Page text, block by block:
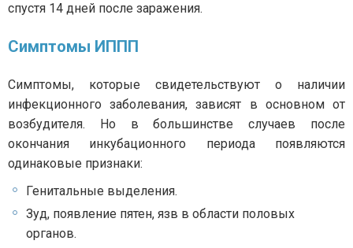
спустя 14 дней после заражения.
Симптомы ИППП
Симптомы, которые свидетельствуют о наличии
инфекционного заболевания, зависят в основном от
возбудителя. Но в большинстве случаев после
окончания инкубационного периода появляются
одинаковые признаки:
Генитальные выделения.
Зуд, появление пятен, язв в области половых
органов.